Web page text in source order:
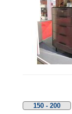
150 - 200